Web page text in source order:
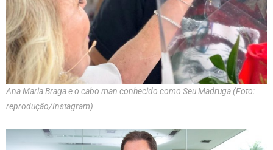
Ana Maria Braga e o cabo man conhecido como Seu Madruga (Foto:
reprodução/Instagram)